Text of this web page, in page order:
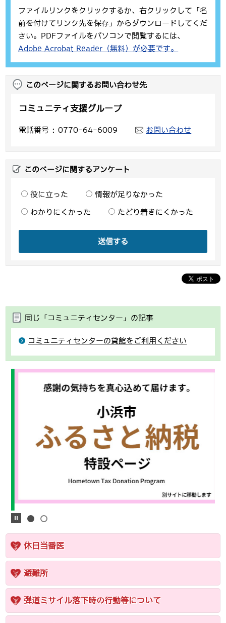
ファイルリンクをクリックするか、右クリックして「名
前を付けてリンク先を保存」からダウンロードしてくだ
さい。PDFファイルをパソコンで閲覧するには、
Adobe Acrobat Reader（無料）が必要です。
このページに関するお問い合わせ先
コミュニティ支援グループ
電話番号 0770-64-6009 お問い合わせ
このページに関するアンケート
役に立った 情報が足りなかった
わかりにくかった たどり着きにくかった
送信する
同じ「コミュニティセンター」の記事
コミュニティセンターの貸館をご利用ください
休日当番医
避難所
弾道ミサイル落下時の行動等について